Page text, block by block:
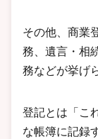
その他、商業
務、遺言・相
務などが挙げ
登記とは「こ
な帳簿に記録